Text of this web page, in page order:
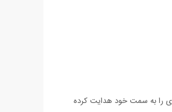
را به سمت خود هدایت کرده